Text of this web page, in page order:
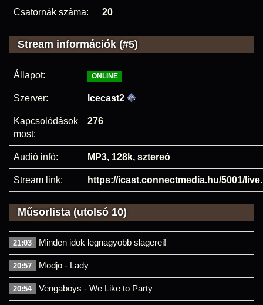
Csatornák száma: 20
Stream információk (#5)
Állapot: ONLINE
Szerver: Icecast2
Kapcsolódások
most:
276
Audió infó: MP3, 128k, sztereó
Stream link: https://icast.connectmedia.hu/5001/
Műsorlista (utolsó 10)
21:03 Minden idok legnagyobb slagerei!
20:57 Modjo - Lady
20:54 Vengaboys - We Like to Party